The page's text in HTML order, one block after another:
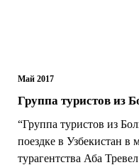
Май 2017
Группа туристов из
“Группа туристов из
поездке в Узбекистан в
турагентства Аба